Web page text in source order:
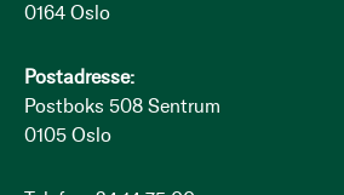
0164 Oslo
Postadresse:
Postboks 508 Sentrum
0105 Oslo